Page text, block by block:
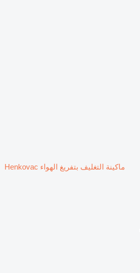
ماكينة التغليف بتفريغ الهواء Henkovac